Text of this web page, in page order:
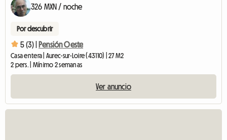
326 MXN / noche
Por descubrir
5 (3) | Pensión Oeste
Casa entera | Aurec-sur-Loire (43110) | 27 M2
2 pers. | Mínimo 2 semanas
Ver anuncio